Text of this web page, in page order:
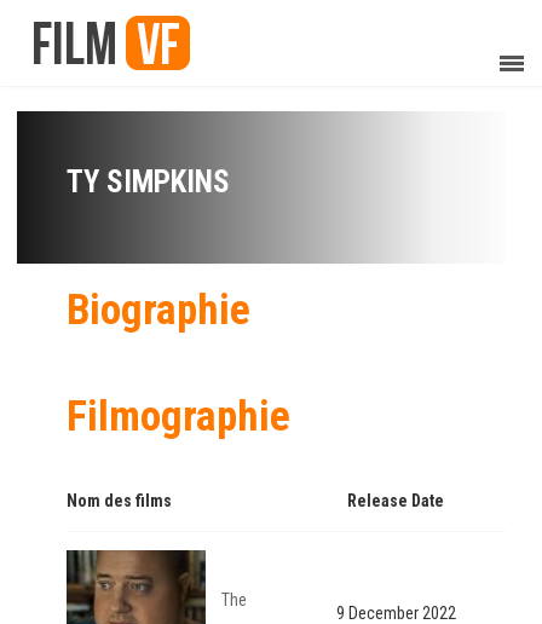
TY SIMPKINS
Biographie
Filmographie
Nom des films Release Date
The
9 December 2022